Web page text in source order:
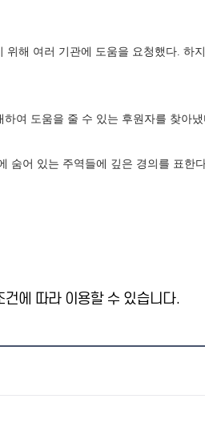
해 여러 기관에 도움을 요청했다. 하
여 도움을 줄 수 있는 후원자를 찾아냈
숨어 있는 주역들에 깊은 경의를 표한
에 따라 이용할 수 있습니다.